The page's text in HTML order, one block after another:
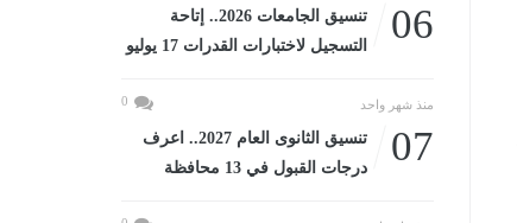
06
تنسيق الجامعات 2026.. إتاحة
التسجيل لاختبارات القدرات 17 يوليو
منذ شهر واحد 0
07
تنسيق الثانوى العام 2027.. اعرف
درجات القبول في 13 محافظة